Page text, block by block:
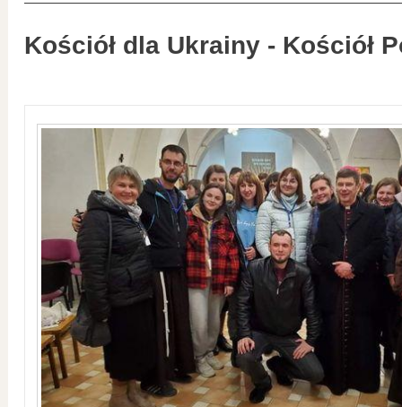
Kościół dla Ukrainy - Kościół